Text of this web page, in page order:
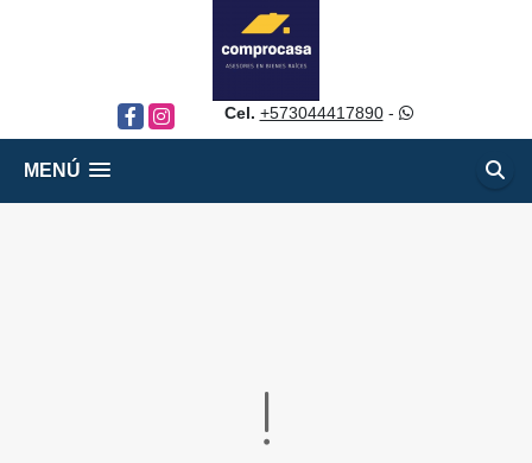
FacebookInstagram Cel. +573044417890-
MENÚ